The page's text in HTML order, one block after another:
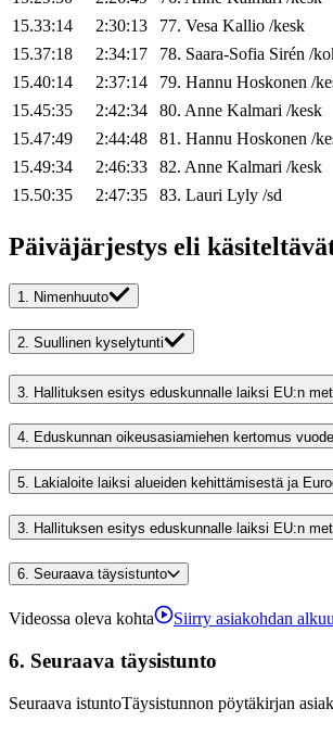
15.33:14
2:30:13 77. Vesa Kallio /kesk
15.37:18
2:34:17 78. Saara-Sofia Sirén /
15.40:14
2:37:14 79. Hannu Hoskonen /
15.45:35
2:42:34 80. Anne Kalmari /kesk
15.47:49
2:44:48 81. Hannu Hoskonen /
15.49:34
2:46:33 82. Anne Kalmari /kesk
15.50:35
2:47:35 83. Lauri Lyly /sd
Päiväjärjestys eli
1. Nimenhuuto
2. Suullinen kyselytunti
3. Hallituksen esitys eduskunnalle laiksi EU:n
4. Eduskunnan oikeusasiamiehen kertomus
5. Lakialoite laiksi alueiden kehittämisestä ja
3. Hallituksen esitys eduskunnalle laiksi EU:n
6. Seuraava täysistunto
Videossa oleva kohta Siirry asiakohdan
6. Seuraava täysistunto
Seuraava istuntoTäysistunnon pöytäkirjan